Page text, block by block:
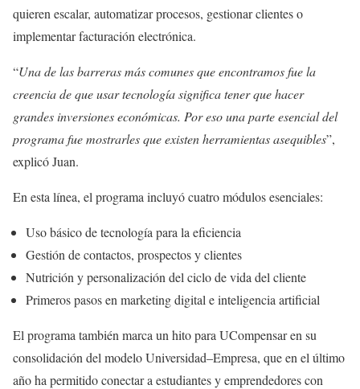
quieren escalar, automatizar procesos, gestionar clientes o
implementar facturación electrónica.
“Una de las barreras más comunes que encontramos fue la
creencia de que usar tecnología significa tener que hacer
grandes inversiones económicas. Por eso una parte esencial del
programa fue mostrarles que existen herramientas asequibles”,
explicó Juan.
En esta línea, el programa incluyó cuatro módulos esenciales:
Uso básico de tecnología para la eficiencia
Gestión de contactos, prospectos y clientes
Nutrición y personalización del ciclo de vida del cliente
Primeros pasos en marketing digital e inteligencia artificial
El programa también marca un hito para UCompensar en su
consolidación del modelo Universidad–Empresa, que en el último
año ha permitido conectar a estudiantes y emprendedores con